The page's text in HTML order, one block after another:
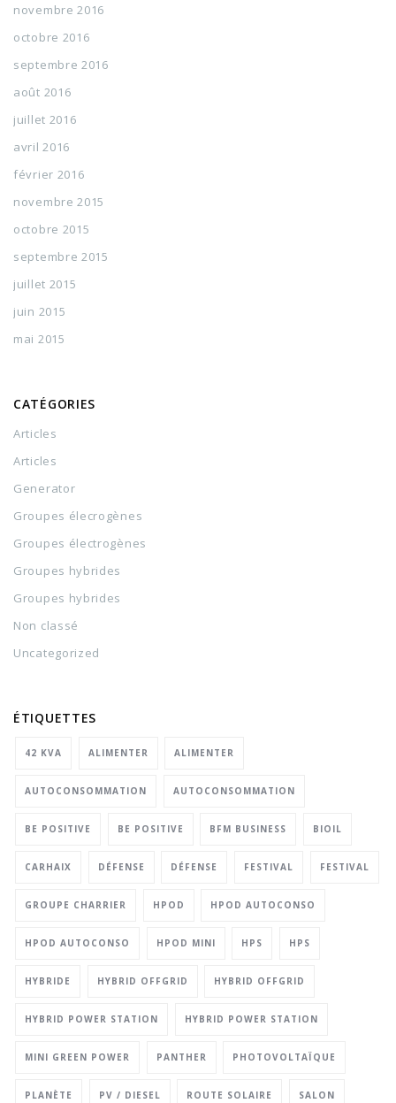
novembre 2016
octobre 2016
septembre 2016
août 2016
juillet 2016
avril 2016
février 2016
novembre 2015
octobre 2015
septembre 2015
juillet 2015
juin 2015
mai 2015
CATÉGORIES
Articles
Articles
Generator
Groupes élecrogènes
Groupes électrogènes
Groupes hybrides
Groupes hybrides
Non classé
Uncategorized
ÉTIQUETTES
42 KVA ALIMENTER ALIMENTER
AUTOCONSOMMATION AUTOCONSOMMATION
BE POSITIVE BE POSITIVE BFM BUSINESS BIOIL
CARHAIX DÉFENSE DÉFENSE FESTIVAL FESTIVAL
GROUPE CHARRIER HPOD HPOD AUTOCONSO
HPOD AUTOCONSO HPOD MINI HPS HPS
HYBRIDE HYBRID OFFGRID HYBRID OFFGRID
HYBRID POWER STATION HYBRID POWER STATION
MINI GREEN POWER PANTHER PHOTOVOLTAÏQUE
PLANÈTE PV / DIESEL ROUTE SOLAIRE SALON